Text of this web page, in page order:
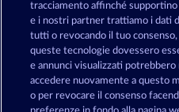
Beer Party
Termini e
tracciamento affinché
e i nostri partner trattiamo i dati
tutti o revocando il tuo
queste tecnologie dovessero
e annunci visualizzati
accedere nuovamente a questo
o per revocare il consenso